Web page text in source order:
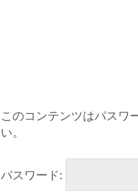
このコンテンツはパスワ
い。
パスワード: